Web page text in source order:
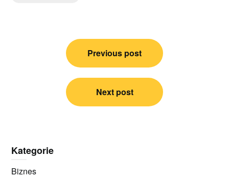
Nawigacja
Previous post
Next post
Kategorie
Biznes